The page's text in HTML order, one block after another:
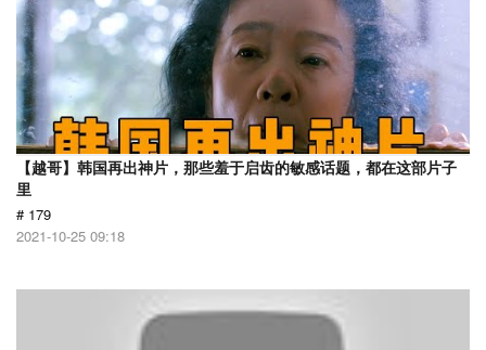
【越哥】韩国再出神片，那些羞于启齿的敏感话题，都在这部片子
里
# 179
2021-10-25 09:18